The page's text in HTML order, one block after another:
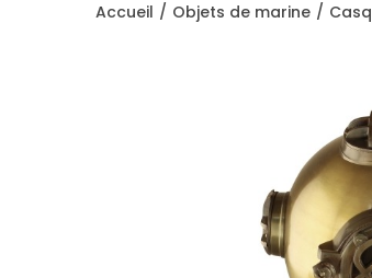
Accueil / Objets de marine /